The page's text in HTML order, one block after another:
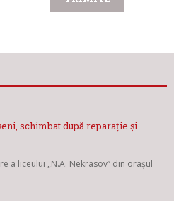
schimbat după reparație și
a liceului „N.A. Nekrasov” din orașul